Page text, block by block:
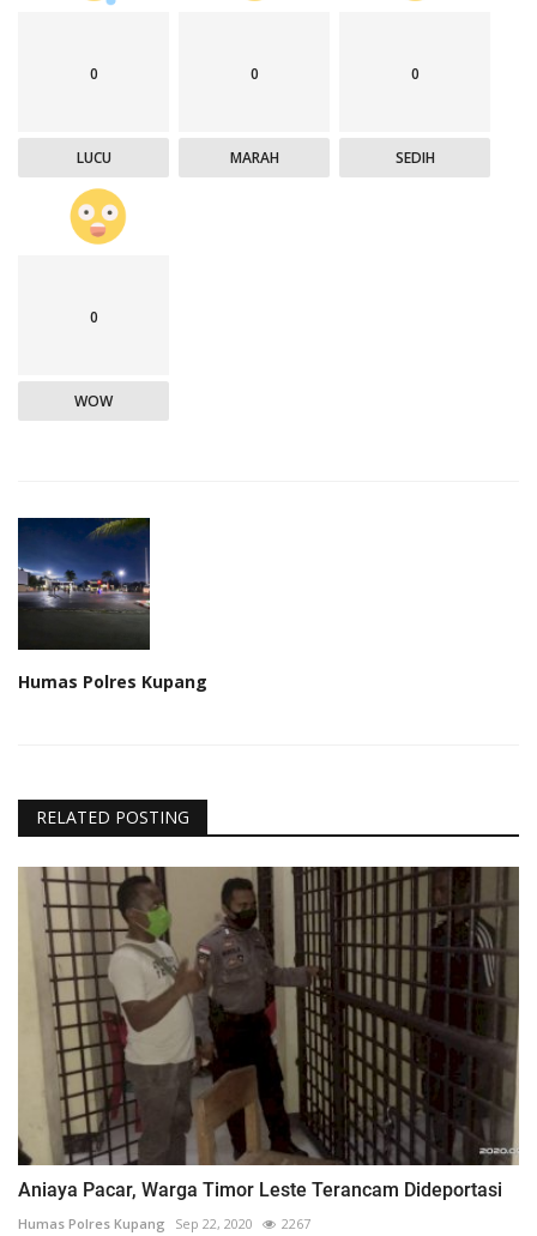
0
LUCU
0
MARAH
0
SEDIH
0
WOW
Humas Polres Kupang
RELATED POSTING
Aniaya Pacar, Warga Timor Leste Terancam Dideportasi
Humas Polres Kupang Sep 22, 2020 2267